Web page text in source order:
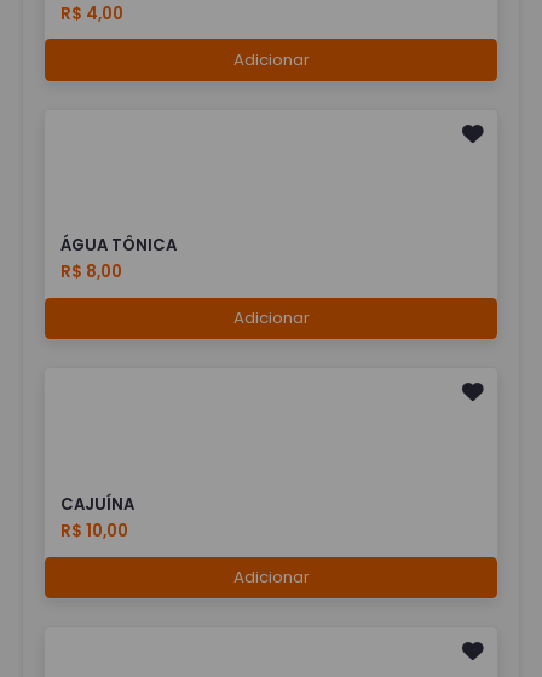
R$ 4,00
Adicionar
ÁGUA TÔNICA
R$ 8,00
Adicionar
CAJUÍNA
R$ 10,00
Adicionar